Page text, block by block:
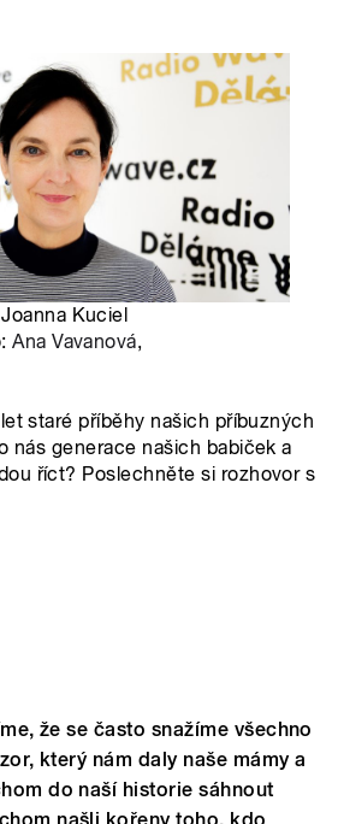
Kuciel
Ana Vavanová,
staré příběhy našich příbuzných
nás generace našich babiček a
říct? Poslechněte si rozhovor s
že se často snažíme všechno
který nám daly naše mámy a
do naší historie sáhnout
našli kořeny toho, kdo